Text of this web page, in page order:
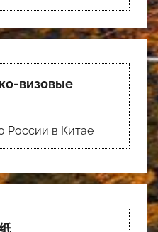
визовые
России в Китае